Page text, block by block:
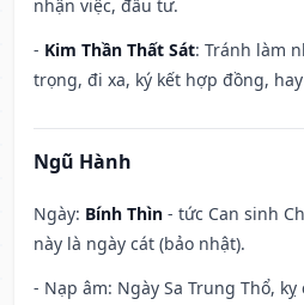
nhận việc, đầu tư.
- Kim Thần Thất Sát: Tránh làm
trọng, đi xa, ký kết hợp đồng,
Ngũ Hành
Ngày: Bính Thìn - tức Can sinh
này là ngày cát (bảo nhật).
- Nạp âm: Ngày Sa Trung Thổ, kỵ